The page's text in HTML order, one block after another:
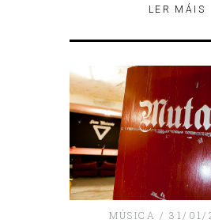
LER MÁIS
MÚSICA 31/01/